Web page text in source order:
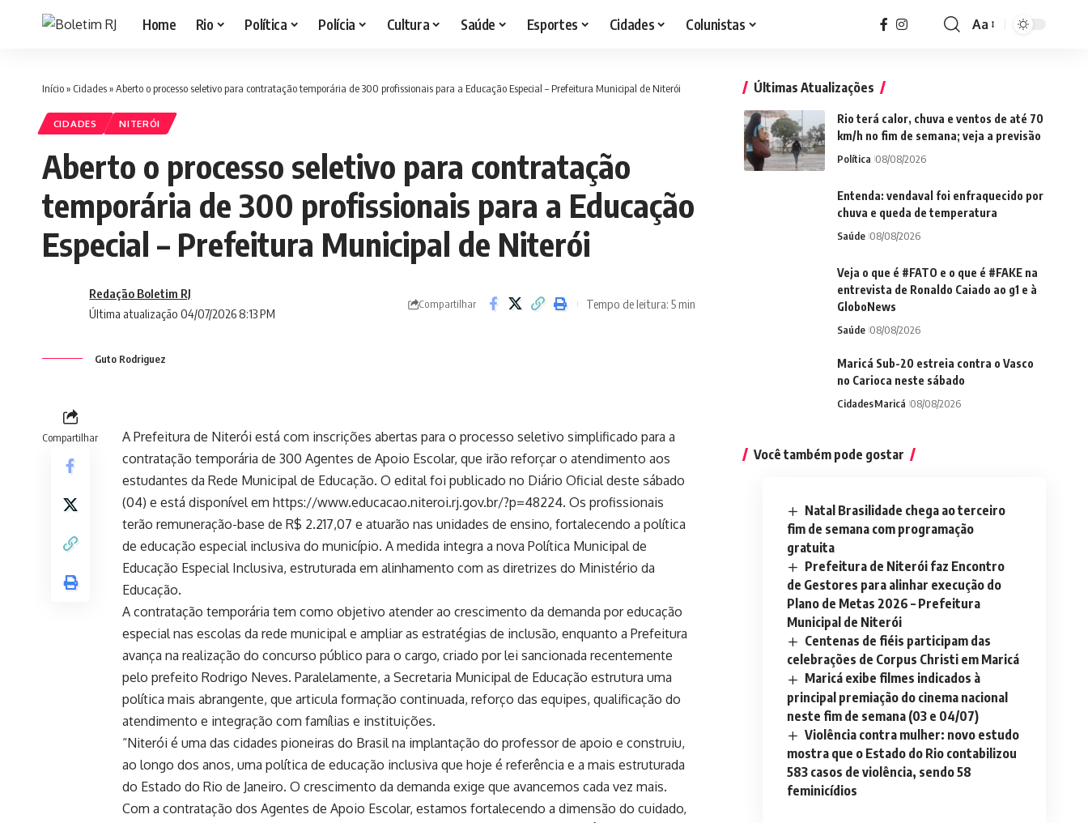
Home Rio Política Polícia Cultura Saúde Esportes Cidades Colunistas
Font
Aa
Início» Cidades»Aberto o processo seletivo para contratação temporária de 300 profissionais para a Educação Especial – Prefeitura Municipal de Niterói
CIDADES NITERÓI
Aberto o processo seletivo para contratação
temporária de 300 profissionais para a Educação
Especial – Prefeitura Municipal de Niterói
Última atualização 04/07/2026 8:13 PM
Redação Boletim RJ
Compartilhar Tempo de leitura: 5 min
Guto Rodriguez
Compartilhar
A Prefeitura de Niterói está com inscrições abertas para o processo seletivo simplificado para a
contratação temporária de 300 Agentes de Apoio Escolar, que irão reforçar o atendimento aos
estudantes da Rede Municipal de Educação. O edital foi publicado no Diário Oficial deste sábado
(04) e está disponível em https://www.educacao.niteroi.rj.gov.br/?p=48224. Os profissionais
terão remuneração-base de R$ 2.217,07 e atuarão nas unidades de ensino, fortalecendo a política
de educação especial inclusiva do município. A medida integra a nova Política Municipal de
Educação Especial Inclusiva, estruturada em alinhamento com as diretrizes do Ministério da
Educação.
A contratação temporária tem como objetivo atender ao crescimento da demanda por educação
especial nas escolas da rede municipal e ampliar as estratégias de inclusão, enquanto a Prefeitura
avança na realização do concurso público para o cargo, criado por lei sancionada recentemente
pelo prefeito Rodrigo Neves. Paralelamente, a Secretaria Municipal de Educação estrutura uma
política mais abrangente, que articula formação continuada, reforço das equipes, qualificação do
atendimento e integração com famílias e instituições.
“Niterói é uma das cidades pioneiras do Brasil na implantação do professor de apoio e construiu,
ao longo dos anos, uma política de educação inclusiva que hoje é referência e a mais estruturada
do Estado do Rio de Janeiro. O crescimento da demanda exige que avancemos cada vez mais.
Com a contratação dos Agentes de Apoio Escolar, estamos fortalecendo a dimensão do cuidado,
Últimas Atualizações
Rio terá calor, chuva e ventos de até 70
km/h no fim de semana; veja a previsão
Política 08/08/2026
Entenda: vendaval foi enfraquecido por
chuva e queda de temperatura
Saúde 08/08/2026
Veja o que é #FATO e o que é #FAKE na
entrevista de Ronaldo Caiado ao g1 e à
GloboNews
Saúde 08/08/2026
Maricá Sub-20 estreia contra o Vasco
no Carioca neste sábado
CidadesMaricá 08/08/2026
Você também pode gostar
Natal Brasilidade chega ao terceiro
fim de semana com programação
gratuita
Prefeitura de Niterói faz Encontro
de Gestores para alinhar execução do
Plano de Metas 2026 – Prefeitura
Municipal de Niterói
Centenas de fiéis participam das
celebrações de Corpus Christi em Maricá
Maricá exibe filmes indicados à
principal premiação do cinema nacional
neste fim de semana (03 e 04/07)
Violência contra mulher: novo estudo
mostra que o Estado do Rio contabilizou
583 casos de violência, sendo 58
feminicídios